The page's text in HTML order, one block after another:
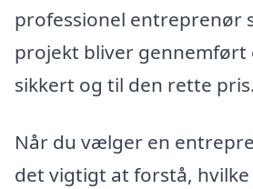
professionel entreprenør
projekt bliver gennemført
sikkert og til den rette pris.
Når du vælger en
det vigtigt at forstå,